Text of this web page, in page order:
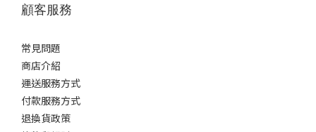
顧客服務
常見問題
商店介紹
運送服務方式
付款服務方式
退換貨政策